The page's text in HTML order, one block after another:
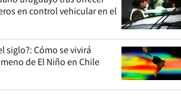
en control vehicular en el
siglo?: Cómo se vivirá
de El Niño en Chile